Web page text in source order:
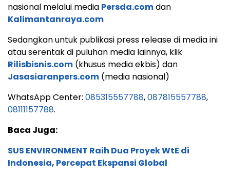
nasional melalui media Persda.comdan
Kalimantanraya.com
Sedangkan untuk publikasi press release di media ini
atau serentak di puluhan media lainnya, klik
Rilisbisnis.com (khusus media ekbis) dan
Jasasiaranpers.com (media nasional)
WhatsApp Center: 085315557788,087815557788,
08111157788.
Baca Juga:
SUS ENVIRONMENT Raih Dua Proyek WtE di
Indonesia, Percepat Ekspansi Global